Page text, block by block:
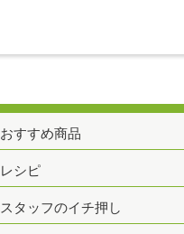
おすすめ商品
レシピ
スタッフのイチ押し